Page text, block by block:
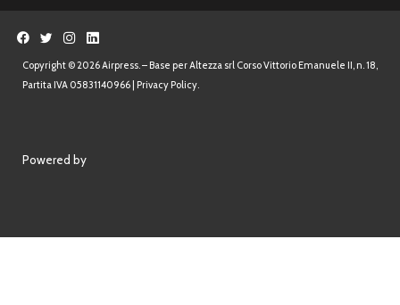
Copyright © 2026 Airpress. – Base per Altezza srl Corso Vittorio Emanuele II, n. 18,
Partita IVA 05831140966 | Privacy Policy.
Powered by